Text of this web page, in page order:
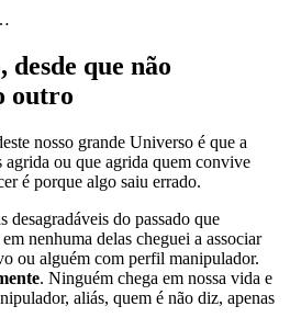
que não
outro
nosso grande Universo é que a
agrida ou que agrida quem convive
é porque algo saiu errado.
desagradáveis do passado que
nenhuma delas cheguei a associar
ou alguém com perfil manipulador.
. Ninguém chega em nossa vida e
aliás, quem é não diz, apenas